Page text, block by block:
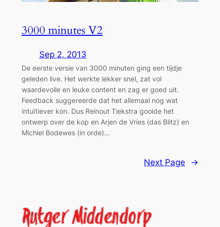
3000 minutes V2
Sep 2, 2013
De eerste versie van 3000 minuten ging een tijdje
geleden live. Het werkte lekker snel, zat vol
waardevolle en leuke content en zag er goed uit.
Feedback suggereerde dat het allemaal nog wat
intuïtiever kon. Dus Reinout Tiekstra gooide het
ontwerp over de kop en Arjen de Vries (das Blitz) en
Michiel Bodewes (in orde)…
Next Page →